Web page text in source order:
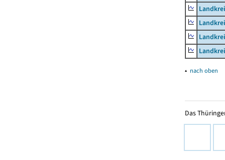
▴ nach oben
Das